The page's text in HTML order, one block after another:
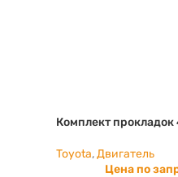
Комплект прокладок
Toyota,Двигатель
Цена по